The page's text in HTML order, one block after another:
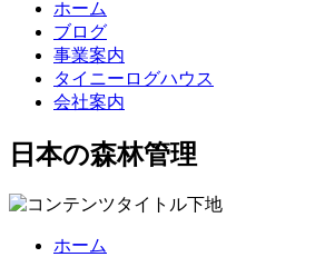
ホーム
ブログ
事業案内
タイニーログハウス
会社案内
日本の森林管理
ホーム